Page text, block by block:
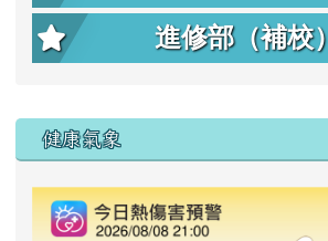
進修部（補校）
右邊區域內容
健康氣象